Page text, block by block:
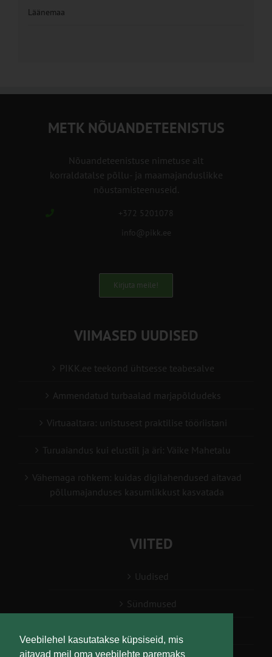
Veebilehel kasutatakse küpsiseid, mis
aitavad meil oma veebilehte paremaks
Läänemaa
METK NÕUANDETEENISTUS
Nõuandeteenistuse nimetuse alt
korraldatalse põllu- ja maamajanduslikke
nõustamisteenuseid.
+372 5201078
info@pikk.ee
Kirjuta meile!
VIIMASED UUDISED
PIKK.ee teekond ühtsesse teabesalve
Ammendatud turbaalad marjapõldudeks
Virtuaaltara: unistusest praktilise tööriistani
Turuaiandus kui elustiil ja äri: Väike Mahetalu
Vähemaga rohkem: kuidas digilahendused aitavad
põllumajanduses kasumlikkust kasvatada
VIITED
Uudised
Sündmused